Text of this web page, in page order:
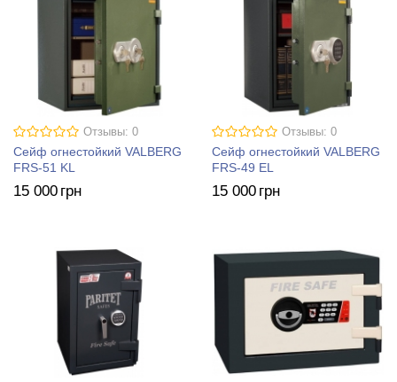
Отзывы: 0
Сейф огнестойкий VALBERG
FRS-51 KL
15 000 грн
Отзывы: 0
Сейф огнестойкий VALBERG
FRS-49 EL
15 000 грн